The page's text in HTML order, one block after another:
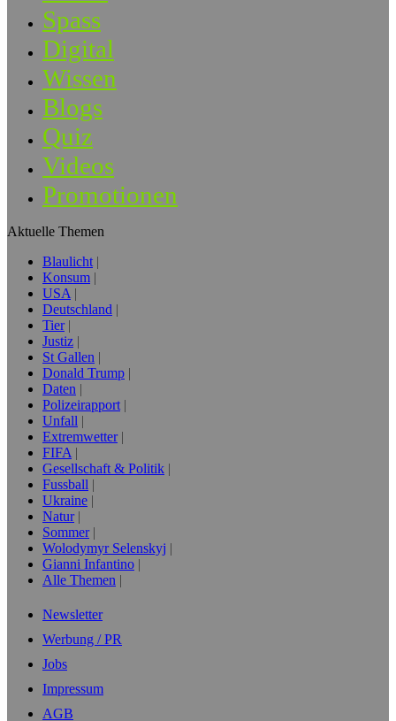
Spass
Digital
Wissen
Blogs
Quiz
Videos
Promotionen
Aktuelle Themen
Blaulicht
Konsum
USA
Deutschland
Tier
Justiz
St Gallen
Donald Trump
Daten
Polizeirapport
Unfall
Extremwetter
FIFA
Gesellschaft & Politik
Fussball
Ukraine
Natur
Sommer
Wolodymyr Selenskyj
Gianni Infantino
Alle Themen
Newsletter
Werbung / PR
Jobs
Impressum
AGB